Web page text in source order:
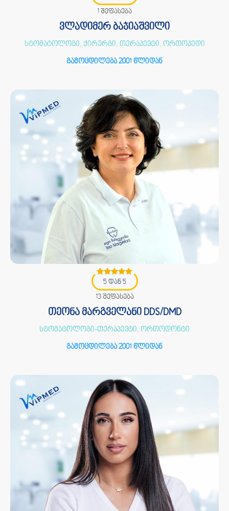
1 შეფასება
ვლადიმერ ბაჯიაშვილი
სტომატოლოგი, ქირურგი, თერაპევტი, ორთოპედი
გამოცდილება 2001 წლიდან
5 დან 5
13 შეფასება
თეონა მარგველანი DDS/DMD
სტომატოლოგი-თერაპევტი, ორთოდონტი
გამოცდილება 2001 წლიდან